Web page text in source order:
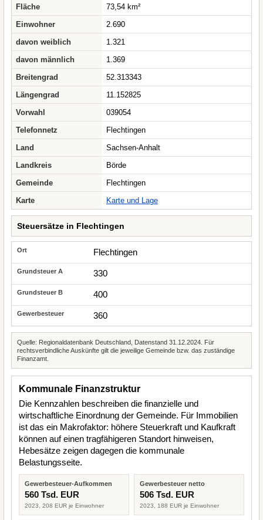
Fläche
73,54 km²
Einwohner
2.690
davon weiblich
1.321
davon männlich
1.369
Breitengrad
52.313343
Längengrad
11.152825
Vorwahl
039054
Telefonnetz
Flechtingen
Land
Sachsen-Anhalt
Landkreis
Börde
Gemeinde
Flechtingen
Karte
Karte und Lage
Steuersätze in Flechtingen
Flechtingen
330
400
360
Quelle: Regionaldatenbank Deutschland, Datenstand 31.12.2024. Für
rechtsverbindliche Auskünfte gilt die jeweilige Gemeinde bzw. das zuständige
Finanzamt.
Kommunale Finanzstruktur
Die Kennzahlen beschreiben die finanzielle und
wirtschaftliche Einordnung der Gemeinde. Für Immobilien
ist das ein Makrofaktor: höhere Steuerkraft und Kaufkraft
können auf einen tragfähigeren Standort hinweisen,
Hebesätze zeigen dagegen die kommunale
Belastungsseite.
Gewerbesteuer-Aufkommen
560 Tsd. EUR
2023, 208 EUR je Einwohner
Gewerbesteuer netto
506 Tsd. EUR
2023, 188 EUR je Einwohner